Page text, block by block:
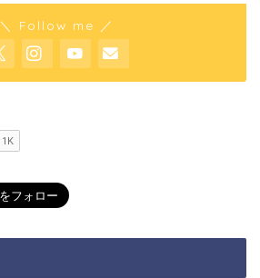
＼ Follow me ／